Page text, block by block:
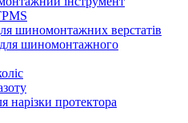
шиномонтажних верстатів
шиномонтажного
протектора